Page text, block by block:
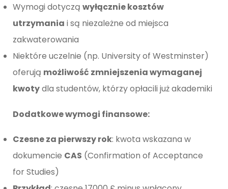
Wymogi dotyczą wyłącznie kosztów
utrzymania i są niezależne od miejsca
zakwaterowania
Niektóre uczelnie (np. University of Westminster)
oferują możliwość zmniejszenia wymaganej
kwotydla studentów, którzy opłacili już akademiki
Dodatkowe wymogi finansowe:
Czesne za pierwszy rok: kwota wskazana w
dokumencie CAS (Confirmation of Acceptance
for Studies)